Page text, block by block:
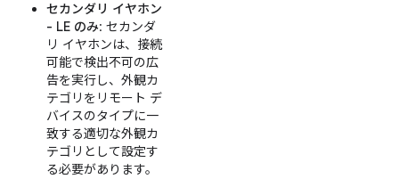
セカンダリ イヤホン
- LE のみ: セカンダ
リ イヤホンは、接続
可能で検出不可の広
告を実行し、外観カ
テゴリをリモート デ
バイスのタイプに一
致する適切な外観カ
テゴリとして設定す
る必要があります。